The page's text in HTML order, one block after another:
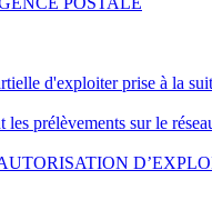
d'exploiter prise à la
prélèvements sur le